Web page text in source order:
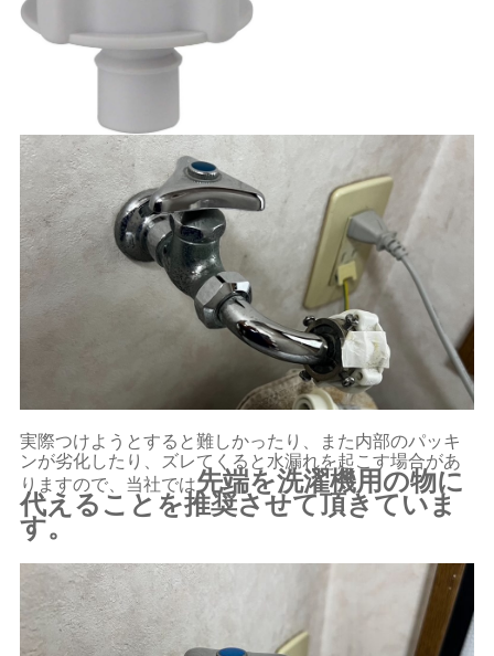
実際つけようとすると難しかったり、また内部のパッキ
ンが劣化したり、ズレてくると水漏れを起こす場合があ
りますので、当社では先端を洗濯機用の物に
代えることを推奨させて頂きていま
す。